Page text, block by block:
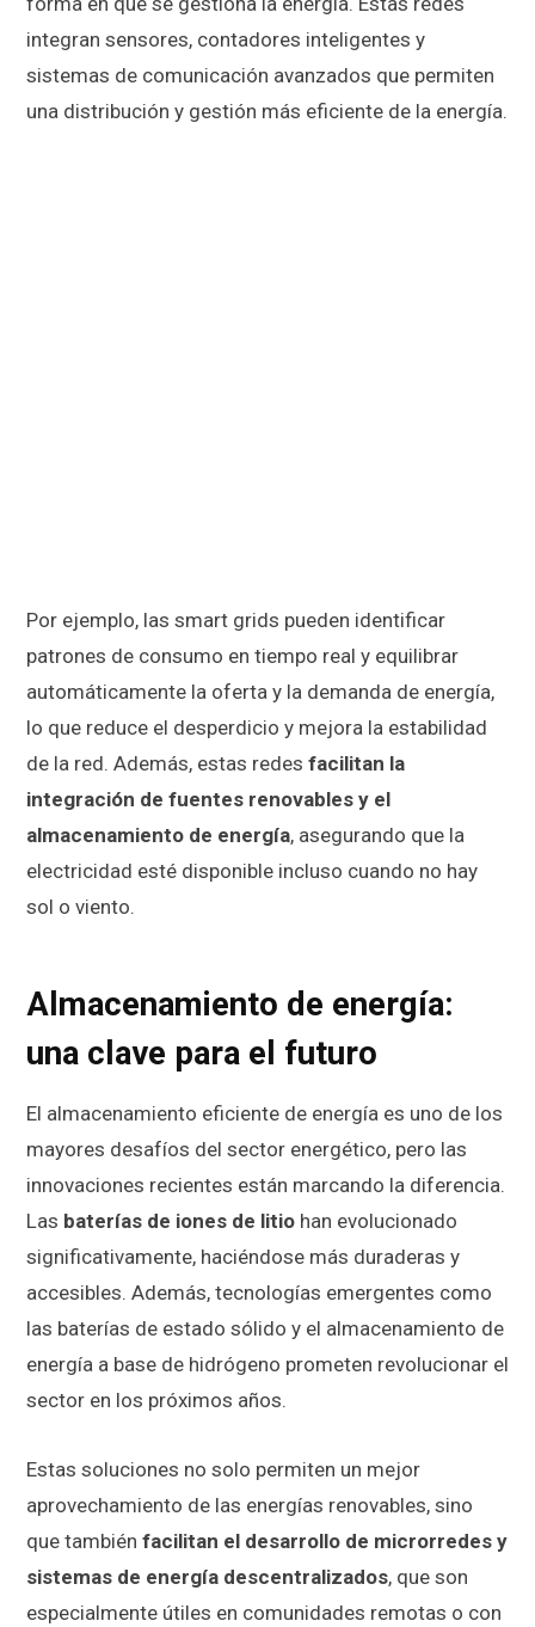
integran sensores, contadores inteligentes y
sistemas de comunicación avanzados que permiten
una distribución y gestión más eficiente de la energía.
Por ejemplo, las smart grids pueden identificar
patrones de consumo en tiempo real y equilibrar
automáticamente la oferta y la demanda de energía,
lo que reduce el desperdicio y mejora la estabilidad
de la red. Además, estas redes facilitan la
integración de fuentes renovables y el
almacenamiento de energía, asegurando que la
electricidad esté disponible incluso cuando no hay
sol o viento.
Almacenamiento de energía:
una clave para el futuro
El almacenamiento eficiente de energía es uno de los
mayores desafíos del sector energético, pero las
innovaciones recientes están marcando la diferencia.
Las baterías de iones de litio han evolucionado
significativamente, haciéndose más duraderas y
accesibles. Además, tecnologías emergentes como
las baterías de estado sólido y el almacenamiento de
energía a base de hidrógeno prometen revolucionar el
sector en los próximos años.
Estas soluciones no solo permiten un mejor
aprovechamiento de las energías renovables, sino
que también facilitan el desarrollo de microrredes y
sistemas de energía descentralizados, que son
especialmente útiles en comunidades remotas o con